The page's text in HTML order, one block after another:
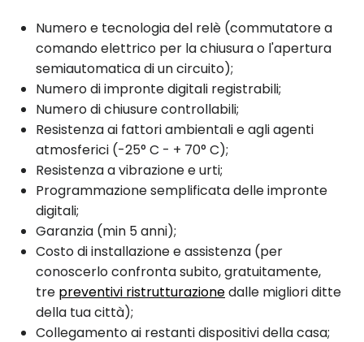
Numero e tecnologia del relè (commutatore a
comando elettrico per la chiusura o l'apertura
semiautomatica di un circuito);
Numero di impronte digitali registrabili;
Numero di chiusure controllabili;
Resistenza ai fattori ambientali e agli agenti
atmosferici (-25° C - + 70° C);
Resistenza a vibrazione e urti;
Programmazione semplificata delle impronte
digitali;
Garanzia (min 5 anni);
Costo di installazione e assistenza (per
conoscerlo confronta subito, gratuitamente,
tre preventivi ristrutturazionedalle migliori ditte
della tua città);
Collegamento ai restanti dispositivi della casa;